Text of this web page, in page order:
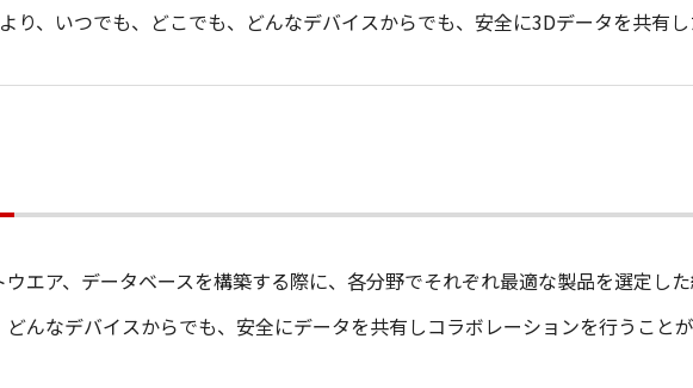
り、いつでも、どこでも、どんなデバイスからでも、安全に3Dデータを共有
エア、データベースを構築する際に、各分野でそれぞれ最適な製品を選定し
んなデバイスからでも、安全にデータを共有しコラボレーションを行うこと